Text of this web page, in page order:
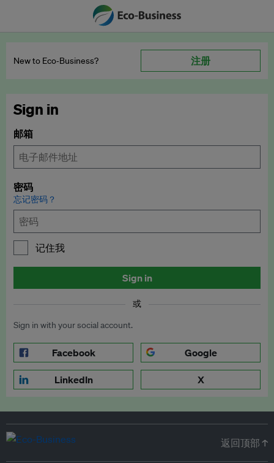
New to Eco‑Business? 注册
Sign in
邮箱
密码
忘记密码？
记住我
Sign in
或
Sign in with your social account.
Facebook Google
LinkedIn X
返回顶部 ↑